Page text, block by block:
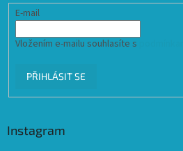
E-mail
Vložením e-mailu souhlasíte s
PŘIHLÁSIT SE
Instagram